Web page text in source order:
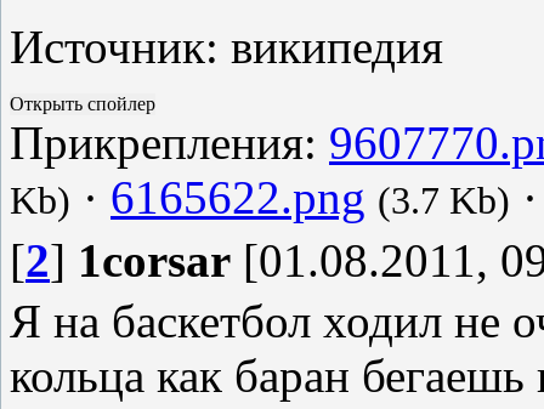
Источник: википедия
Прикрепления:
Kb) · 6165622.png (3.7 Kb)
[2] 1corsar [01.08.2011,
Я на баскетбол ходил не
кольца как баран бегаешь